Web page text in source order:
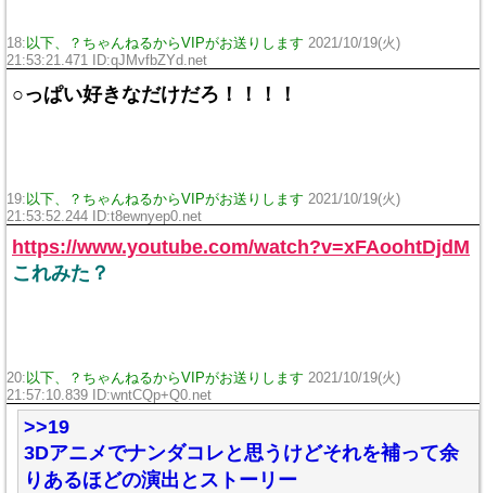
18: 以下、？ちゃんねるからVIPがお送りします 2021/10/19(火)
21:53:21.471 ID:qJMvfbZYd.net
○っぱい好きなだけだろ！！！！
19: 以下、？ちゃんねるからVIPがお送りします 2021/10/19(火)
21:53:52.244 ID:t8ewnyep0.net
https://www.youtube.com/watch?v=xFAoohtDjdM
これみた？
20: 以下、？ちゃんねるからVIPがお送りします 2021/10/19(火)
21:57:10.839 ID:wntCQp+Q0.net
>>19
3Dアニメでナンダコレと思うけどそれを補って余
りあるほどの演出とストーリー